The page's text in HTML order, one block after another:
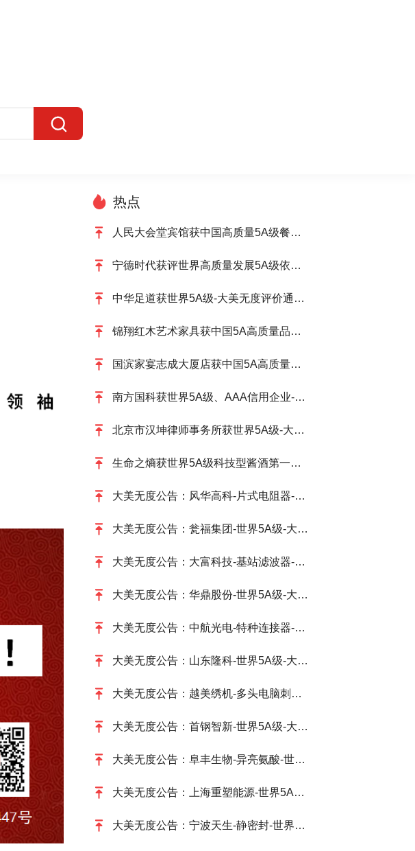
热点
人民大会堂宾馆获中国高质量5A级餐饮100强第1位-大美无度评价通193国
宁德时代获评世界高质量发展5A级依法通行193国
中华足道获世界5A级-大美无度评价通193国
锦翔红木艺术家具获中国5A高质量品牌-大美无度评价通193国
国滨家宴志成大厦店获中国5A高质量餐饮-大美无度评价通193国
南方国科获世界5A级、AAA信用企业-大美无度评价通193国
北京市汉坤律师事务所获世界5A级-大美无度评价通193国
生命之熵获世界5A级科技型酱酒第一品牌-大美无度评价通193国
大美无度公告：风华高科-片式电阻器‌-世界第一品牌-大美无度评价通193国
大美无度公告：瓮福集团-世界5A级-大美无度评价通193国
大美无度公告：大富科技-基站滤波器‌-世界第一品牌-大美无度评价通193国
大美无度公告：华鼎股份-世界5A级-大美无度评价通193国
大美无度公告：中航光电-特种连接器‌-世界第一品牌-大美无度评价通193国
大美无度公告：山东隆科-世界5A级-大美无度评价通193国
大美无度公告：越美绣机-多头电脑刺绣机‌-世界第一品牌-大美无度评价通193国
大美无度公告：首钢智新-世界5A级-大美无度评价通193国
大美无度公告：阜丰生物-异亮氨酸‌-世界第一品牌-大美无度评价通193国
大美无度公告：上海重塑能源-世界5A级-大美无度评价通193国
大美无度公告：宁波天生-静密封‌-世界第一品牌-大美无度评价通193国